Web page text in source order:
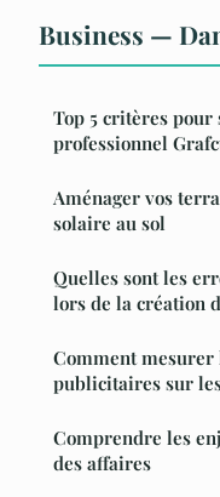
Business —
Top 5 critères
professionnel
Aménager vos
solaire au sol
Quelles sont les
lors de la création
Comment mesurer
publicitaires sur
Comprendre les
des affaires